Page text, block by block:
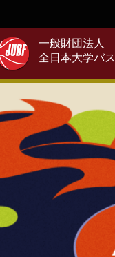
一般財団法人
全日本大学バ